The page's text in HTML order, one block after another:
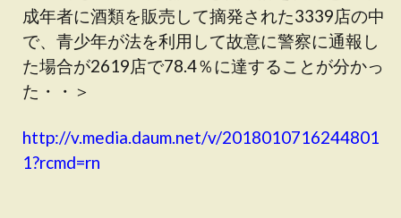
成年者に酒類を販売して摘発された3339店の中
で、青少年が法を利用して故意に警察に通報し
た場合が2619店で78.4％に達することが分かっ
た・・＞
http://v.media.daum.net/v/2018010716244801
1?rcmd=rn